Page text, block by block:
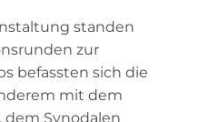
standen
zur
befassten sich die
mit dem
dem Synodalen